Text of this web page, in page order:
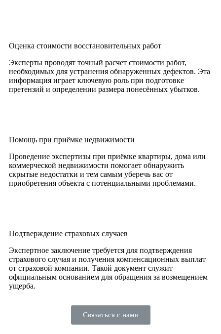
Оценка стоимости восстановительных работ
Эксперты проводят точный расчет стоимости работ,
необходимых для устранения обнаруженных дефектов. Эта
информация играет ключевую роль при подготовке
претензий и определении размера понесённых убытков.
Помощь при приёмке недвижимости
Проведение экспертизы при приёмке квартиры, дома или
коммерческой недвижимости помогает обнаружить
скрытые недостатки и тем самым уберечь вас от
приобретения объекта с потенциальными проблемами.
Подтверждение страховых случаев
Экспертное заключение требуется для подтверждения
страхового случая и получения компенсационных выплат
от страховой компании. Такой документ служит
официальным основанием для обращения за возмещением
ущерба.
Связаться с нами